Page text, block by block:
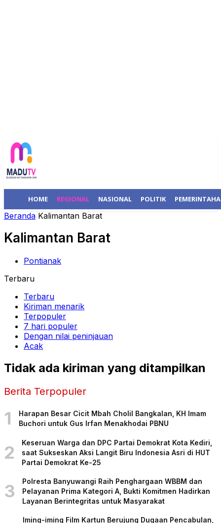
HOME REGIONAL NASIONAL POLITIK
Beranda Kalimantan Barat
Kalimantan Barat
Pontianak
Terbaru
Terbaru
Kiriman menarik
Terpopuler
7 hari populer
Dengan nilai peninjauan
Acak
Tidak ada kiriman yang ditampilkan
Berita Terpopuler
1
Harapan Besar Cicit Mbah Cholil Bangkalan, KH Imam
Buchori untuk Gus Irfan Menakhodai PBNU
2
Keseruan Warga dan DPC Partai Demokrat Kota Kediri,
saat Sukseskan Aksi Langit Biru Indonesia Asri di HUT
Partai Demokrat Ke-25
3
Polresta Banyuwangi Raih Penghargaan WBBM dan
Pelayanan Prima Kategori A, Bukti Komitmen Hadirkan
Layanan Berintegritas untuk Masyarakat
Iming-iming Film Kartun Berujung Dugaan Pencabulan,